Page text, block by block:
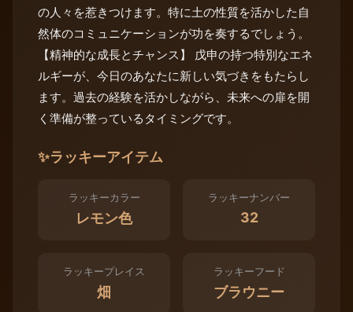
の人々を惹きつけます。特に土の性質を活かした自
然体のコミュニケーションが功を奏するでしょう。
【精神的な成長とチャンス】 戊申の持つ特別なエネ
ルギーが、今日のあなたに新しい気づきをもたらし
ます。過去の経験を活かしながら、未来への扉を開
く準備が整っているタイミングです。
✨ラッキーアイテム
ラッキーカラー
レモン色
ラッキーナンバー
32
ラッキープレイス
畑
ラッキーフード
ブラウニー